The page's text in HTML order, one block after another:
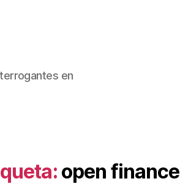
en
open finance